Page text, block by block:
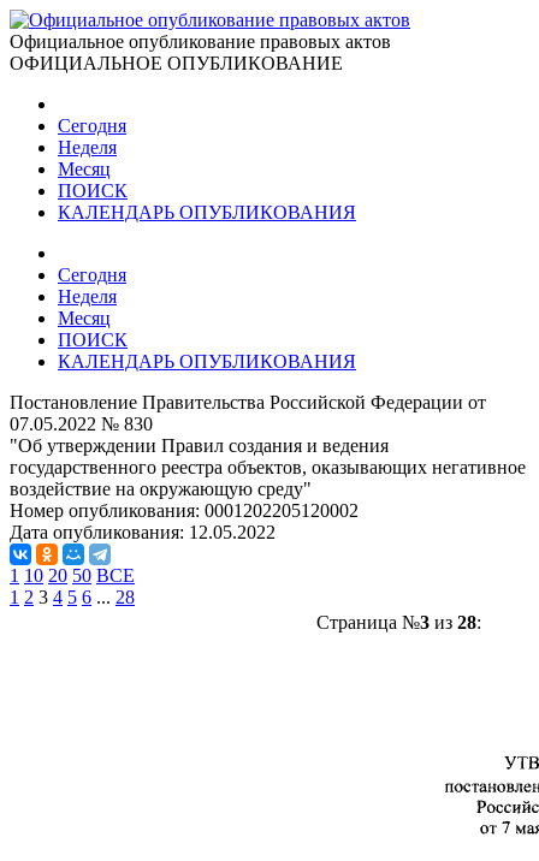
Официальное опубликование правовых актов
ОФИЦИАЛЬНОЕ ОПУБЛИКОВАНИЕ
Сегодня
Неделя
Месяц
ПОИСК
КАЛЕНДАРЬ ОПУБЛИКОВАНИЯ
Сегодня
Неделя
Месяц
ПОИСК
КАЛЕНДАРЬ ОПУБЛИКОВАНИЯ
Постановление Правительства Российской Федерации от
07.05.2022 № 830
"Об утверждении Правил создания и ведения
государственного реестра объектов, оказывающих негативное
воздействие на окружающую среду"
Номер опубликования: 0001202205120002
Дата опубликования: 12.05.2022
1 10 20 50 ВСЕ
1 2 3 4 5 6 ... 28
Страница №3из 28: